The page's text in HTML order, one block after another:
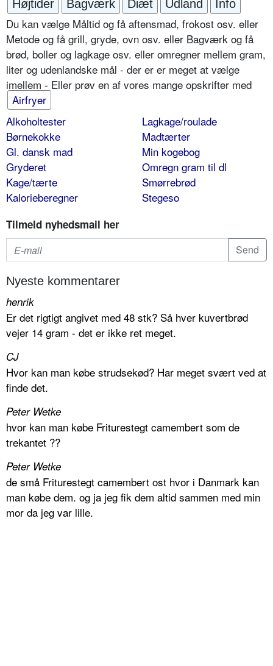
Højtider
Bagværk Diæt Udland Info
Du kan vælge Måltid og få aftensmad, frokost osv. eller
Metode og få grill, gryde, ovn osv. eller Bagværk og få
brød, boller og lagkage osv. eller omregner mellem gram,
liter og udenlandske mål - der er er meget at vælge
imellem - Eller prøv en af vores mange opskrifter med
Airfryer
Alkoholtester
Børnekokke
Gl. dansk mad
Gryderet
Kage/tærte
Kalorieberegner
Lagkage/roulade
Madtærter
Min kogebog
Omregn gram til dl
Smørrebrød
Stegeso
Tilmeld nyhedsmail her
Nyeste kommentarer
henrik
Er det rigtigt angivet med 48 stk? Så hver kuvertbrød
vejer 14 gram - det er ikke ret meget.
CJ
Hvor kan man købe strudsekød? Har meget svært ved at
finde det.
Peter Wetke
hvor kan man købe Friturestegt camembert som de
trekantet ??
Peter Wetke
de små Friturestegt camembert ost hvor i Danmark kan
man købe dem. og ja jeg fik dem altid sammen med min
mor da jeg var lille.